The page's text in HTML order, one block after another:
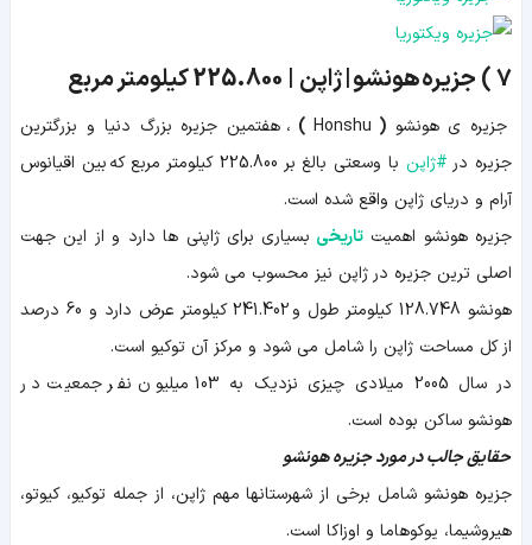
7 ) جزیره هونشو | ژاپن | 225.800کیلومتر مربع
جزیره ی هونشو(
Honshu
) ، هفتمین جزیره بزرگ دنیا و بزرگترین
جزیره در #ژاپن
با وسعتی بالغ بر 225.800 کیلومتر مربع که بین اقیانوس
آرام و دریای ژاپن واقع شده است.
جزیره هونشو اهمیتتاریخی بسیاری برای ژاپنی ها دارد و از این جهت
اصلی ترین جزیره در ژاپن نیز محسوب می شود.
هونشو 128.748 کیلومتر طول و 241.402 کیلومتر عرض دارد و 60 درصد
از کل مساحت ژاپن را شامل می شود و مرکز آن توکیو است.
در سال 2005 میلادی چیزی نزدیک به 103 میلیون نفر جمعیت در
هونشو ساکن بوده است.
حقایق جالب در مورد جزیره هونشو
جزیره هونشو شامل برخی از شهرستانها مهم ژاپن، از جمله توکیو، کیوتو،
هیروشیما، یوکوهاما و اوزاکا است.